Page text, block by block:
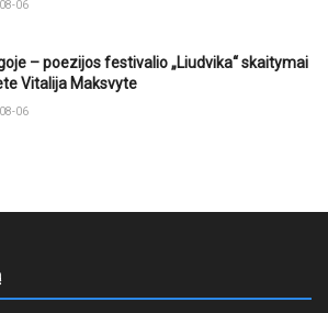
06
– poezijos festivalio „Liudvika“ skaitymai
Vitalija Maksvyte
06